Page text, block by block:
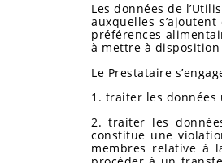
Les données de
auxquelles
préférences
à mettre à disposition
Le Prestataire
1. traiter les données
2. traiter les
constitue une
membres relative à